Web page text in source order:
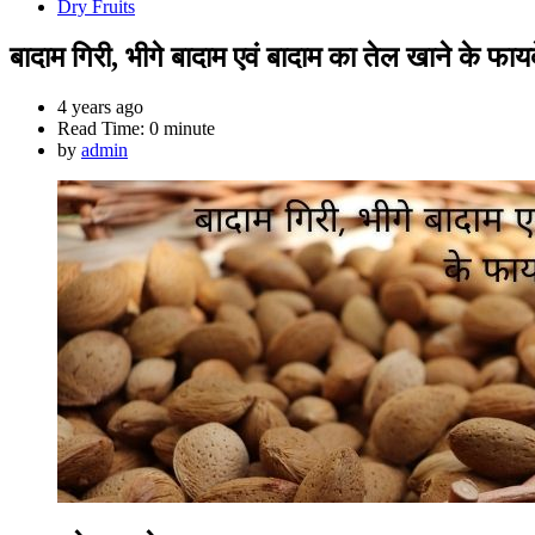
Dry Fruits
बादाम गिरी, भीगे बादाम एवं बादाम का तेल खाने के
4 years ago
Read Time: 0 minute
by admin